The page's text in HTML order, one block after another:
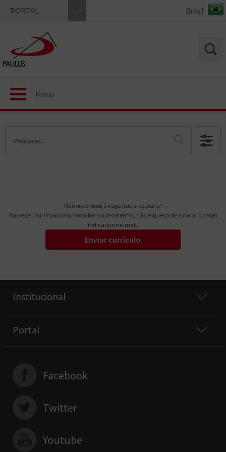
PORTAL
Menu
Não encontrou a vaga que procurava?
Envie seu currículo para nosso banco de talentos, não esqueça de colocar o cargo
indicado no e-mail.
Enviar currículo
Institucional
Portal
Facebook
Twitter
Youtube